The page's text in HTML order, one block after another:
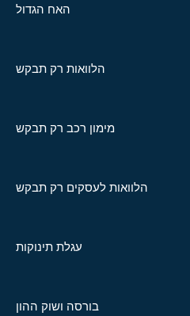
האח הגדול
הלוואות רק תבקש
מימון רכב רק תבקש
הלוואות לעסקים רק תבקש
עגלת תינוקות
בורסה ושוק ההון